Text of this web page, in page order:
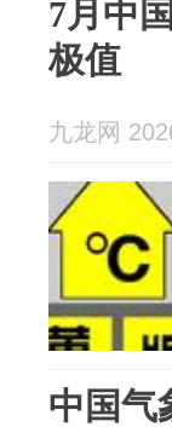
7月中
极值
九龙网
中国气